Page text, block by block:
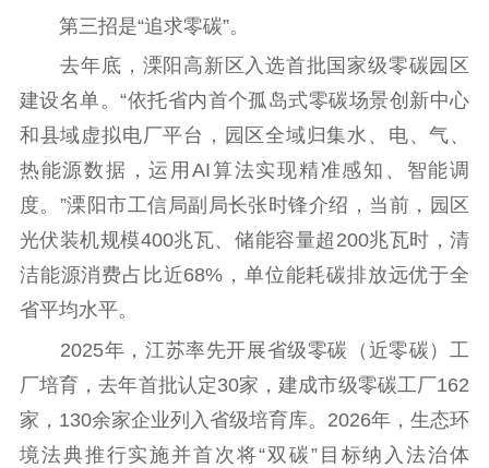
第三招是“追求零碳”。
去年底，溧阳高新区入选首批国家级零碳园区
建设名单。“依托省内首个孤岛式零碳场景创新中心
和县域虚拟电厂平台，园区全域归集水、电、气、
热能源数据，运用AI算法实现精准感知、智能调
度。”溧阳市工信局副局长张时锋介绍，当前，园区
光伏装机规模400兆瓦、储能容量超200兆瓦时，清
洁能源消费占比近68%，单位能耗碳排放远优于全
省平均水平。
2025年，江苏率先开展省级零碳（近零碳）工
厂培育，去年首批认定30家，建成市级零碳工厂162
家，130余家企业列入省级培育库。2026年，生态环
境法典推行实施并首次将“双碳”目标纳入法治体